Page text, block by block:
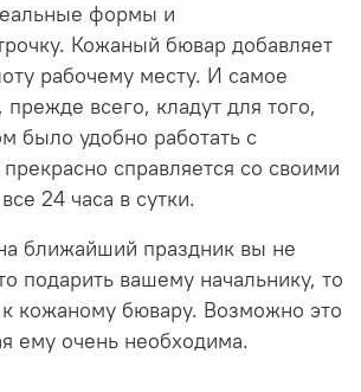
формы и
Кожаный бювар добавляет
рабочему месту. И самое
прежде всего, кладут для того,
было удобно работать с
справляется со своими
24 часа в сутки.
ближайший праздник вы не
подарить вашему начальнику, то
кожаному бювару. Возможно это
ему очень необходима.